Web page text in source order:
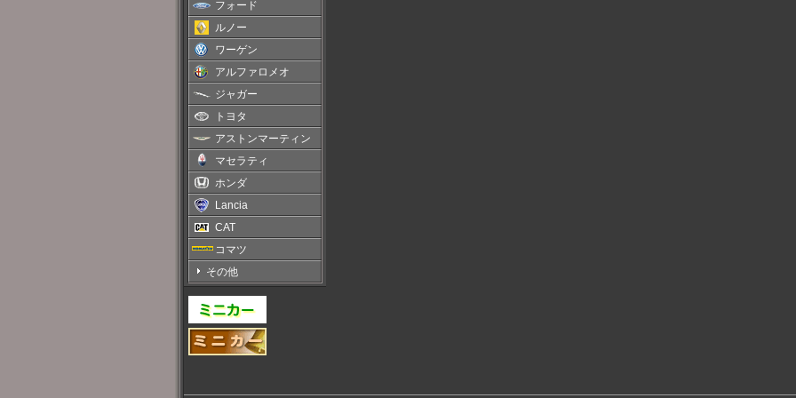
フォード
ルノー
ワーゲン
アルファロメオ
ジャガー
トヨタ
アストンマーティン
マセラティ
ホンダ
Lancia
CAT
コマツ
その他